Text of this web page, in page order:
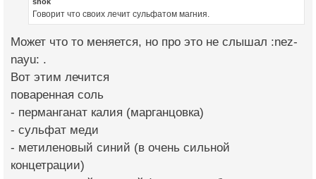
Говорит что своих лечит сульфатом магния.
Может что то меняется, но про это не слышал :nez-
nayu: .
Вот этим лечится
поваренная соль
- перманганат калия (марганцовка)
- сульфат меди
- метиленовый синий (в очень сильной
концетрации)